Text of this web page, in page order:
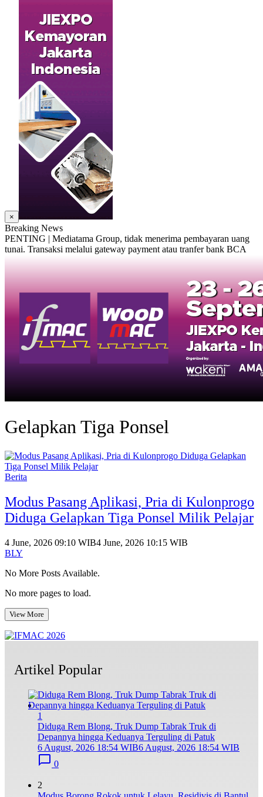
×
Breaking News
PENTING | Mediatama Group, tidak menerima pembayaran uang
tunai. Transaksi melalui gateway payment atau tranfer bank BCA
Gelapkan Tiga Ponsel
Berita
Modus Pasang Aplikasi, Pria di Kulonprogo
Diduga Gelapkan Tiga Ponsel Milik Pelajar
4 June, 2026 09:10 WIB4 June, 2026 10:15 WIB
BLY
No More Posts Available.
No more pages to load.
View More
Artikel Popular
1
Diduga Rem Blong, Truk Dump Tabrak Truk di
Depannya hingga Keduanya Terguling di Patuk
6 August, 2026 18:54 WIB6 August, 2026 18:54 WIB
0
2